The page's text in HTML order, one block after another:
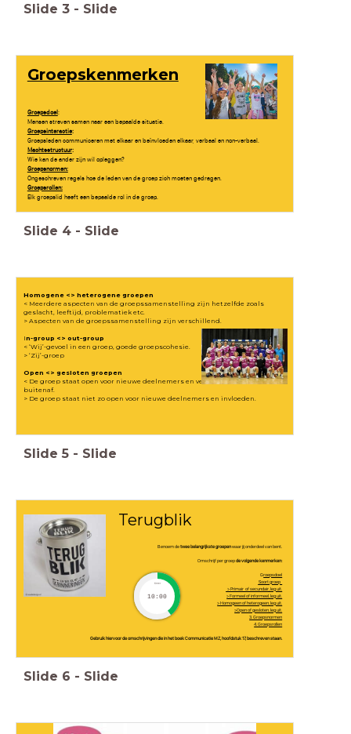
Slide 3 - Slide
Groepskenmerken
Groepsdoel:
Mensen streven samen naar een bepaalde situatie.
Groepsinteractie:
Groepsleden communiceren met elkaar en beïnvloeden elkaar, verbaal en non-verbaal.
Machtsstructuur:
Wie kan de ander zijn wil opleggen?
Groepsnormen:
Ongeschreven regels hoe de leden van de groep zich moeten gedragen.
Groepsrollen:
Elk groepslid heeft een bepaalde rol in de groep.
Slide 4 - Slide
Homogene <> heterogene groepen
< Meerdere aspecten van de groepssamenstelling zijn hetzelfde zoals
geslacht, leeftijd, problematiek etc.
> Aspecten van de groepssamenstelling zijn verschillend.
In-group <> out-group
< ‘Wij’-gevoel in een groep, goede groepscohesie.
> ‘Zij’-groep
Open <> gesloten groepen
< De groep staat open voor nieuwe deelnemers en verwelkomt invloeden van
buitenaf.
> De groep staat niet zo open voor nieuwe deelnemers en invloeden.
Slide 5 - Slide
Terugblik
Benoem detwee belangrijkste groepenwaar jij onderdeel van bent.
Omschrijf per groepde volgende kenmerken:
Groepsdoel
Soort groep
> Primair of secundair, leg uit.
> Formeel of informeel, leg uit.
> Homogeen of heterogeen, leg uit.
>Open of gesloten, leg uit.
3. Groepsnormen
4. Groepsrollen
Gebruik hiervoor de omschrijvingen die in het boek Communicatie MZ, hoofdstuk 17, beschreven staan.
timer
10:00
Slide 6 - Slide